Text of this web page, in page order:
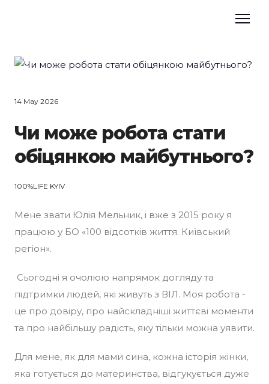
14 May 2026
Чи може робота стати
обіцянкою майбутнього?
100%LIFE KYIV
Мене звати Юлія Мельник, і вже з 2015 року я
працюю у БО «100 відсотків життя. Київський
регіон».
Сьогодні я очолюю напрямок догляду та
підтримки людей, які живуть з ВІЛ. Моя робота -
це про довіру, про найскладніші життєві моменти
та про найбільшу радість, яку тільки можна уявити.
Для мене, як для мами сина, кожна історія жінки,
яка готується до материнства, відгукується дуже